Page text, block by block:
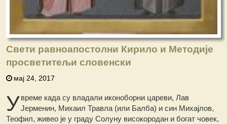
Свети равноапостолни Кирило и Методије
просветитељи словенски
мај 24, 2017
Увреме када су владали иконоборни цареви, Лав
Јерменин, Михаил Травла (или Балба) и син Михајлов,
Теофил, живео је у граду Солуну високородан и богат човек,